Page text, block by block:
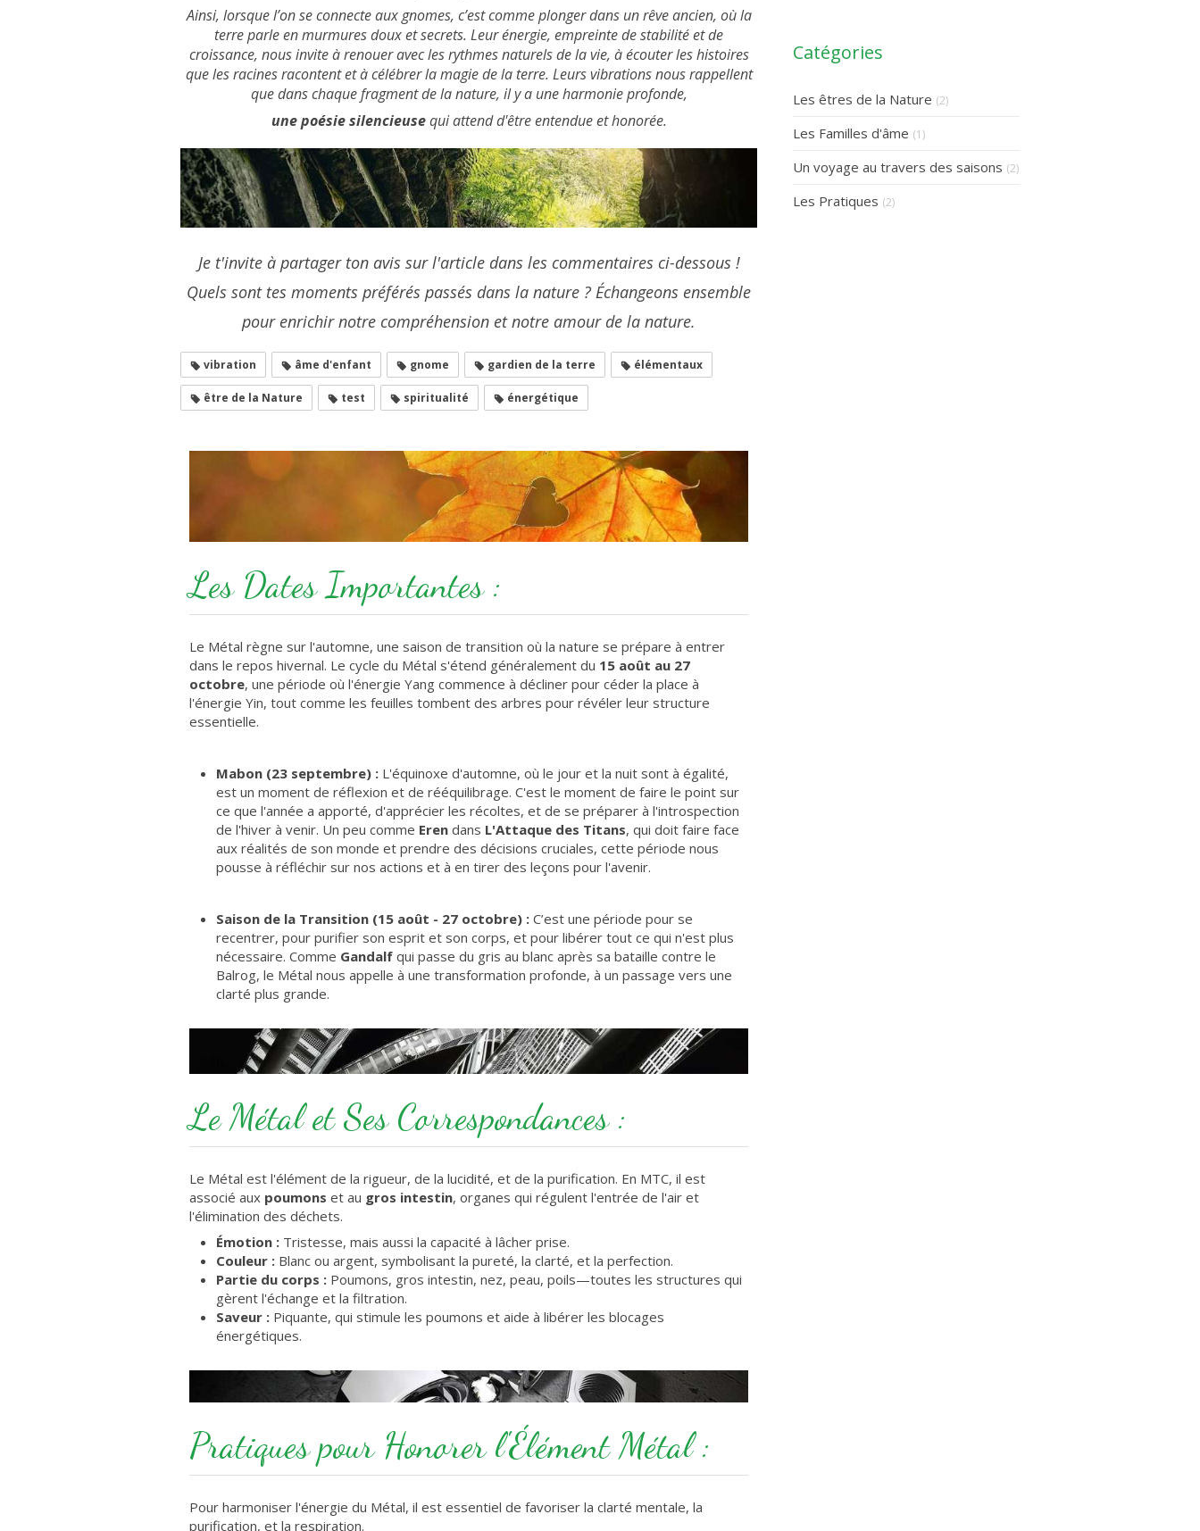
Ainsi, lorsque l’on se connecte aux gnomes, c’est comme plonger dans un rêve ancien, où la
terre parle en murmures doux et secrets. Leur énergie, empreinte de stabilité et de
croissance, nous invite à renouer avec les rythmes naturels de la vie, à écouter les histoires
que les racines racontent et à célébrer la magie de la terre. Leurs vibrations nous rappellent
que dans chaque fragment de la nature, il y a une harmonie profonde,
une poésie silencieusequi attend d'être entendue et honorée.
Je t'invite à partager ton avis sur l'article dans les commentaires ci-dessous !
Quels sont tes moments préférés passés dans la nature ? Échangeons ensemble
pour enrichir notre compréhension et notre amour de la nature.
vibration âme d'enfant gnome gardien de la terre élémentaux
être de la Nature test spiritualité énergétique
Les Dates Importantes :
Le Métal règne sur l'automne, une saison de transition où la nature se prépare à entrer
dans le repos hivernal. Le cycle du Métal s'étend généralement du 15 août au 27
octobre, une période où l'énergie Yang commence à décliner pour céder la place à
l'énergie Yin, tout comme les feuilles tombent des arbres pour révéler leur structure
essentielle.
Mabon (23 septembre) : L'équinoxe d'automne, où le jour et la nuit sont à égalité,
est un moment de réflexion et de rééquilibrage. C'est le moment de faire le point sur
ce que l'année a apporté, d'apprécier les récoltes, et de se préparer à l'introspection
de l'hiver à venir. Un peu comme Eren dans L'Attaque des Titans, qui doit faire face
aux réalités de son monde et prendre des décisions cruciales, cette période nous
pousse à réfléchir sur nos actions et à en tirer des leçons pour l'avenir.
Saison de la Transition (15 août - 27 octobre) : C’est une période pour se
recentrer, pour purifier son esprit et son corps, et pour libérer tout ce qui n'est plus
nécessaire. Comme Gandalf qui passe du gris au blanc après sa bataille contre le
Balrog, le Métal nous appelle à une transformation profonde, à un passage vers une
clarté plus grande.
Le Métal et Ses Correspondances :
Le Métal est l'élément de la rigueur, de la lucidité, et de la purification. En MTC, il est
associé aux poumons et au gros intestin, organes qui régulent l'entrée de l'air et
l'élimination des déchets.
Émotion : Tristesse, mais aussi la capacité à lâcher prise.
Couleur : Blanc ou argent, symbolisant la pureté, la clarté, et la perfection.
Partie du corps : Poumons, gros intestin, nez, peau, poils—toutes les structures qui
gèrent l'échange et la filtration.
Saveur : Piquante, qui stimule les poumons et aide à libérer les blocages
énergétiques.
Pratiques pour Honorer l'Élément Métal :
Pour harmoniser l'énergie du Métal, il est essentiel de favoriser la clarté mentale, la
purification, et la respiration.
Catégories
Les êtres de la Nature (2)
Les Familles d'âme (1)
Un voyage au travers des saisons (2)
Les Pratiques (2)